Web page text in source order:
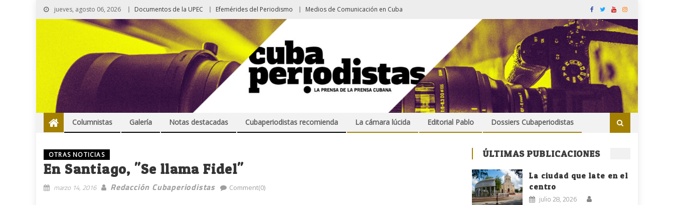
jueves, agosto 06, 2026 Documentos de la UPEC Efemérides del Periodismo Medios de Comunicación en Cuba
Columnistas Galería Notas destacadas Cubaperiodistas recomienda La cámara lúcida Editorial Pablo Dossiers Cubaperiodistas
OTRAS NOTICIAS
En Santiago, "Se llama Fidel"
marzo 14, 2016 Redacción Cubaperiodistas Comment(0)
ÚLTIMAS PUBLICACIONES
La ciudad que late en el
centro
julio 28, 2026